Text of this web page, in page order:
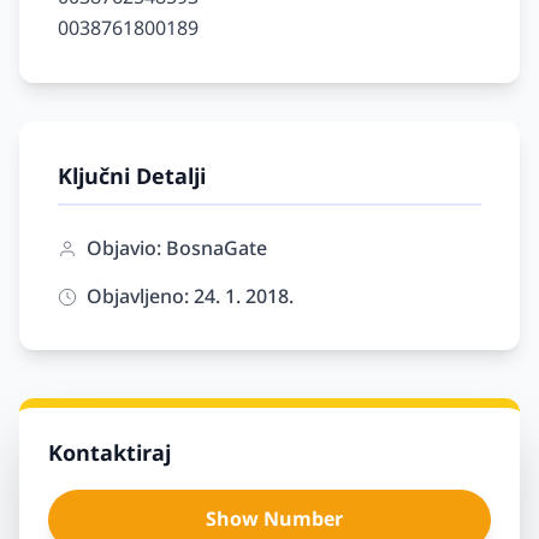
Ključni Detalji
Objavio: BosnaGate
Objavljeno: 24. 1. 2018.
Kontaktiraj
Show Number